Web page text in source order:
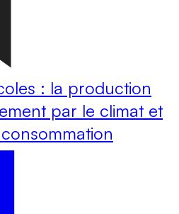
: la production
par le climat et